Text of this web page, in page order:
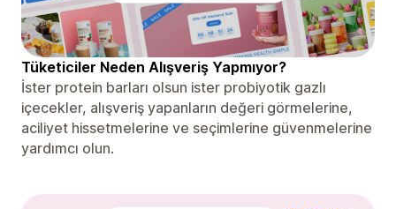
Tüketiciler Neden Alışveriş Yapmıyor?
İster protein barları olsun ister probiyotik gazlı
içecekler, alışveriş yapanların değeri görmelerine,
aciliyet hissetmelerine ve seçimlerine güvenmelerine
yardımcı olun.